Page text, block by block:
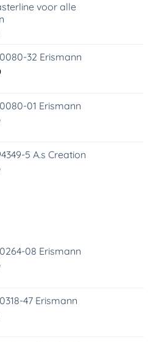
voor alle
9,99.
32 Erismann
Huidige
€ 5,99.01 Erismann
Huidige
€ 5,99.5 A.s Creation
Huidige
08 Erismann
Huidige
€ 5,99.47 Erismann